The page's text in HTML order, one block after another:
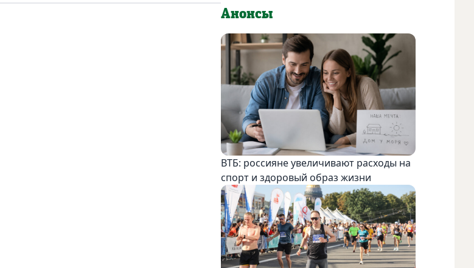
Анонсы
ВТБ: россияне увеличивают расходы на
спорт и здоровый образ жизни